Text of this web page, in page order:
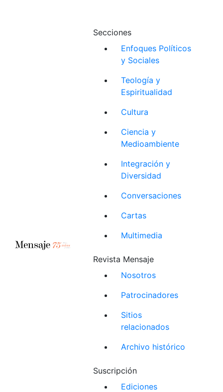
Secciones
Enfoques Políticos
y Sociales
Teología y
Espiritualidad
Cultura
Ciencia y
Medioambiente
Integración y
Diversidad
Conversaciones
Cartas
Multimedia
Revista Mensaje
Nosotros
Patrocinadores
Sitios
relacionados
Archivo histórico
Suscripción
Ediciones